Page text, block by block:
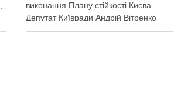
виконання Плану стійкості Києва
Депутат Київради Андрій Вітренко
заявив, що станом на 5 серпня